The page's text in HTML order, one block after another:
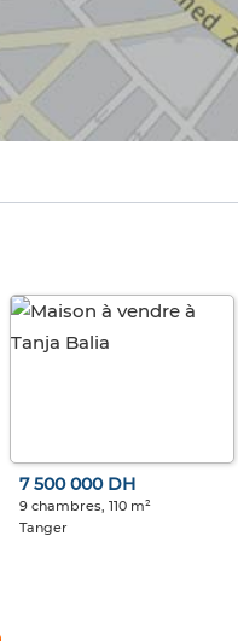
7 500 000 DH
9 chambres, 110 m²
Tanger